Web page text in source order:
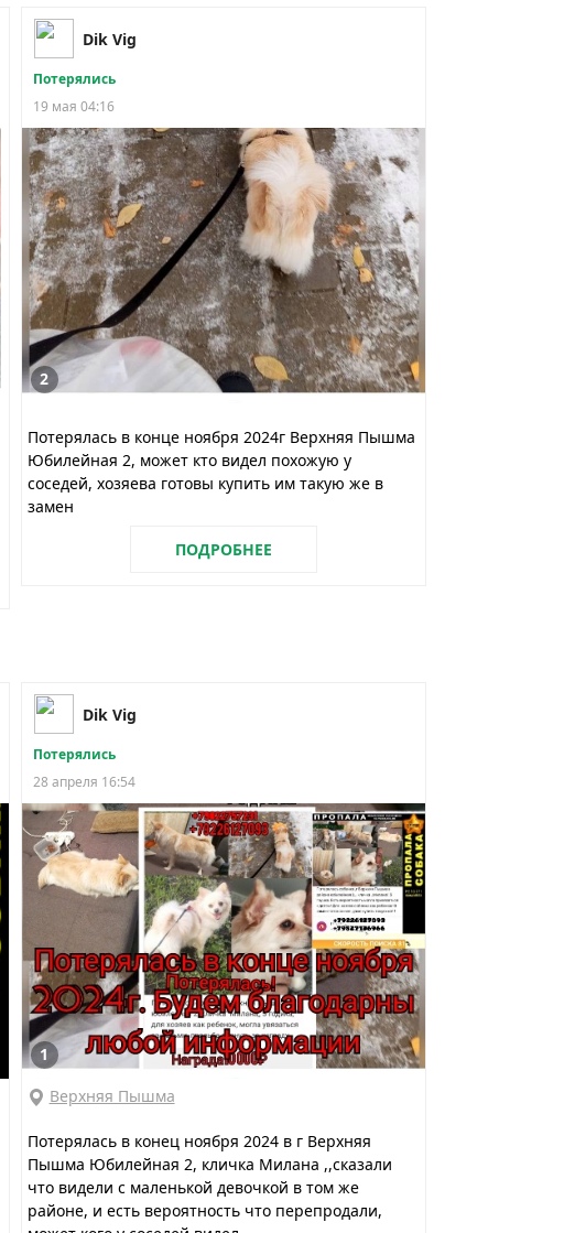
Dik Vig
Потерялись
19 мая 04:16
2
Потерялась в конце ноября 2024г Верхняя Пышма
Юбилейная 2, может кто видел похожую у
соседей, хозяева готовы купить им такую же в
замен
ПОДРОБНЕЕ
Dik Vig
Потерялись
28 апреля 16:54
1
Верхняя Пышма
Потерялась в конец ноября 2024 в г Верхняя
Пышма Юбилейная 2, кличка Милана ,,сказали
что видели с маленькой девочкой в том же
районе, и есть вероятность что перепродали,